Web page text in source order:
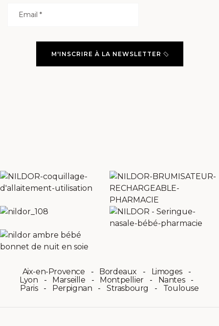
M'INSCRIRE À LA NEWSLETTER
Aix-en-Provence Bordeaux
Limoges
Lyon
Marseille Montpellier
Nantes
Paris
Perpignan Strasbourg Toulouse